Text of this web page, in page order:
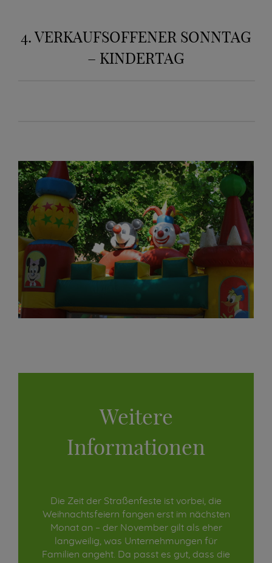
4. VERKAUFSOFFENER SONNTAG
– KINDERTAG
Weitere
Informationen
Die Zeit der Straßenfeste ist vorbei, die
Weihnachtsfeiern fangen erst im nächsten
Monat an – der November gilt als eher
langweilig, was Unternehmungen für
Familien angeht. Da passt es gut, dass die